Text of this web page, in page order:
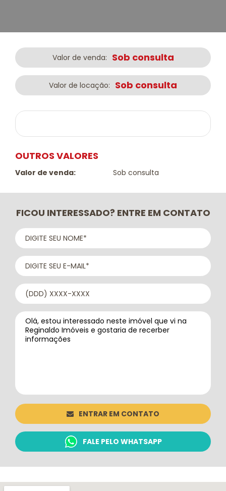
Valor de venda: Sob consulta
Valor de locação: Sob consulta
OUTROS VALORES
Valor de venda: Sob consulta
FICOU INTERESSADO? ENTRE EM CONTATO
ENTRAR EM CONTATO
FALE PELO WHATSAPP